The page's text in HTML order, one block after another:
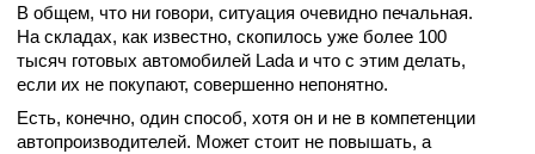
В общем, что ни говори, ситуация очевидно печальная.
На складах, как известно, скопилось уже более 100
тысяч готовых автомобилей Lada и что с этим делать,
если их не покупают, совершенно непонятно.
Есть, конечно, один способ, хотя он и не в компетенции
автопроизводителей. Может стоит не повышать, а